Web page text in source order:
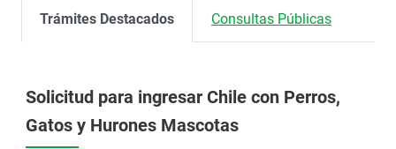
Trámites Destacados Consultas Públicas
Solicitud para ingresar Chile con Perros,
Gatos y Hurones Mascotas